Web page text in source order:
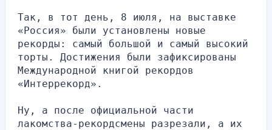
Так, в тот день, 8 июля, на выставке
«Россия» были установлены новые
рекорды: самый большой и самый высокий
торты. Достижения были зафиксированы
Международной книгой рекордов
«Интеррекорд».
Ну, а после официальной части
лакомства-рекордсмены разрезали, а их